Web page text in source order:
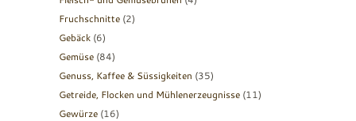
Fruchschnitte (2)
Gebäck (6)
Gemüse (84)
Genuss, Kaffee & Süssigkeiten (35)
Getreide, Flocken und Mühlenerzeugnisse (11)
Gewürze (16)